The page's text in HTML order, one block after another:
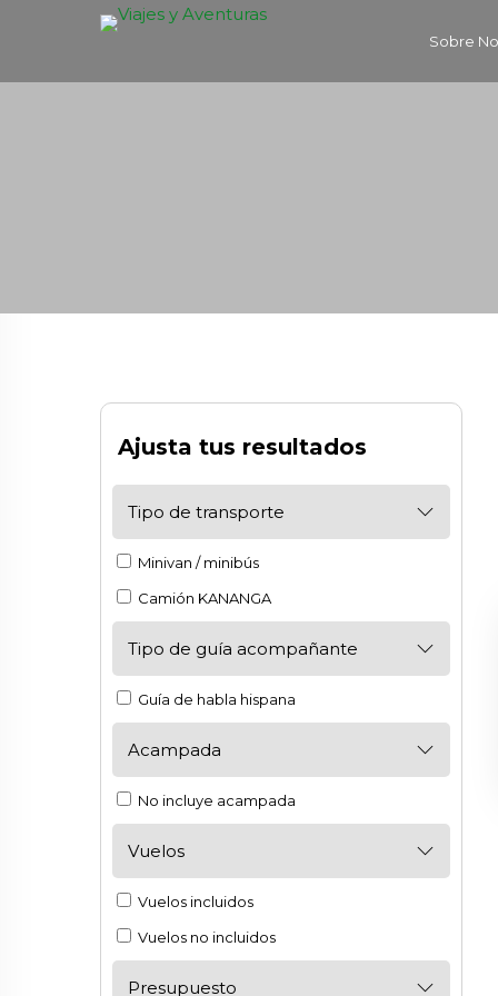
Sobre
Ajusta tus resultados
Tipo de transporte
Minivan / minibús
Camión KANANGA
Tipo de guía acompañante
Guía de habla hispana
Acampada
No incluye acampada
Vuelos
Vuelos incluidos
Vuelos no incluidos
Presupuesto